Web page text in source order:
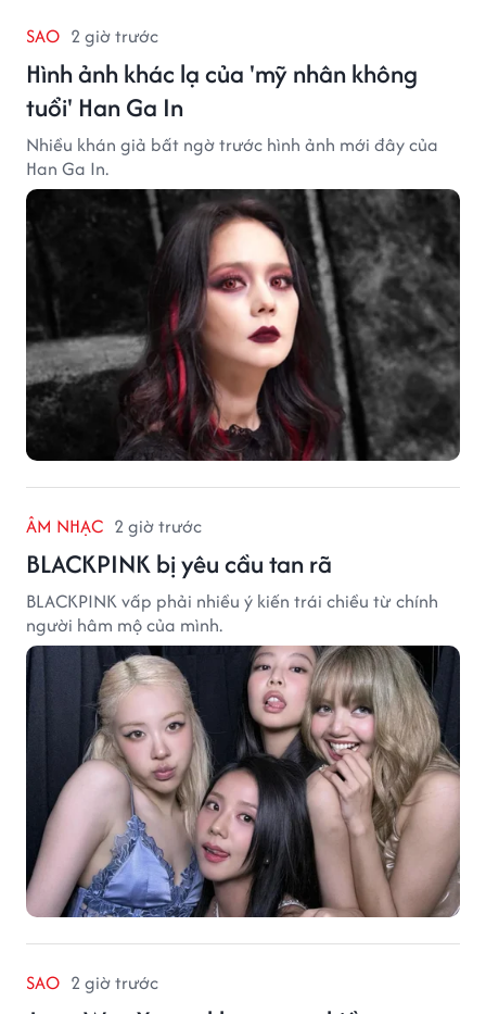
SAO 2 giờ trước
Hình ảnh khác lạ của 'mỹ nhân không
tuổi' Han Ga In
Nhiều khán giả bất ngờ trước hình ảnh mới đây của
Han Ga In.
ÂM NHẠC 2 giờ trước
BLACKPINK bị yêu cầu tan rã
BLACKPINK vấp phải nhiều ý kiến trái chiều từ chính
người hâm mộ của mình.
SAO 2 giờ trước